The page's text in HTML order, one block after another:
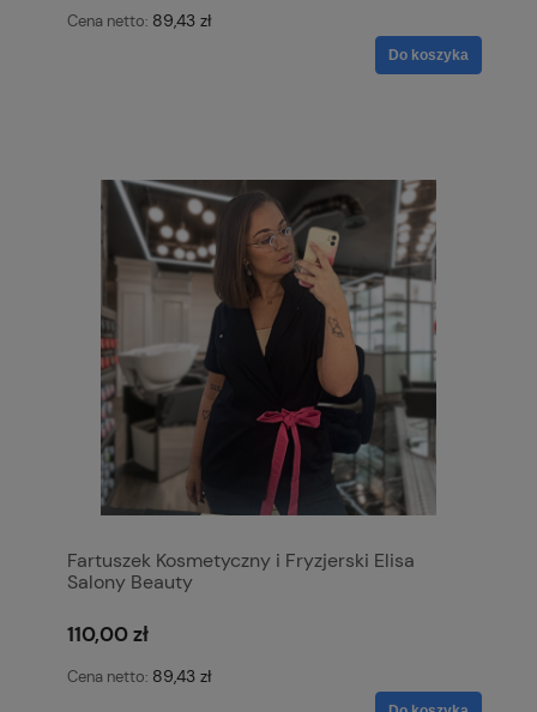
Cena netto: 89,43 zł
Do koszyka
Fartuszek Kosmetyczny i Fryzjerski Elisa
Salony Beauty
110,00 zł
Cena netto: 89,43 zł